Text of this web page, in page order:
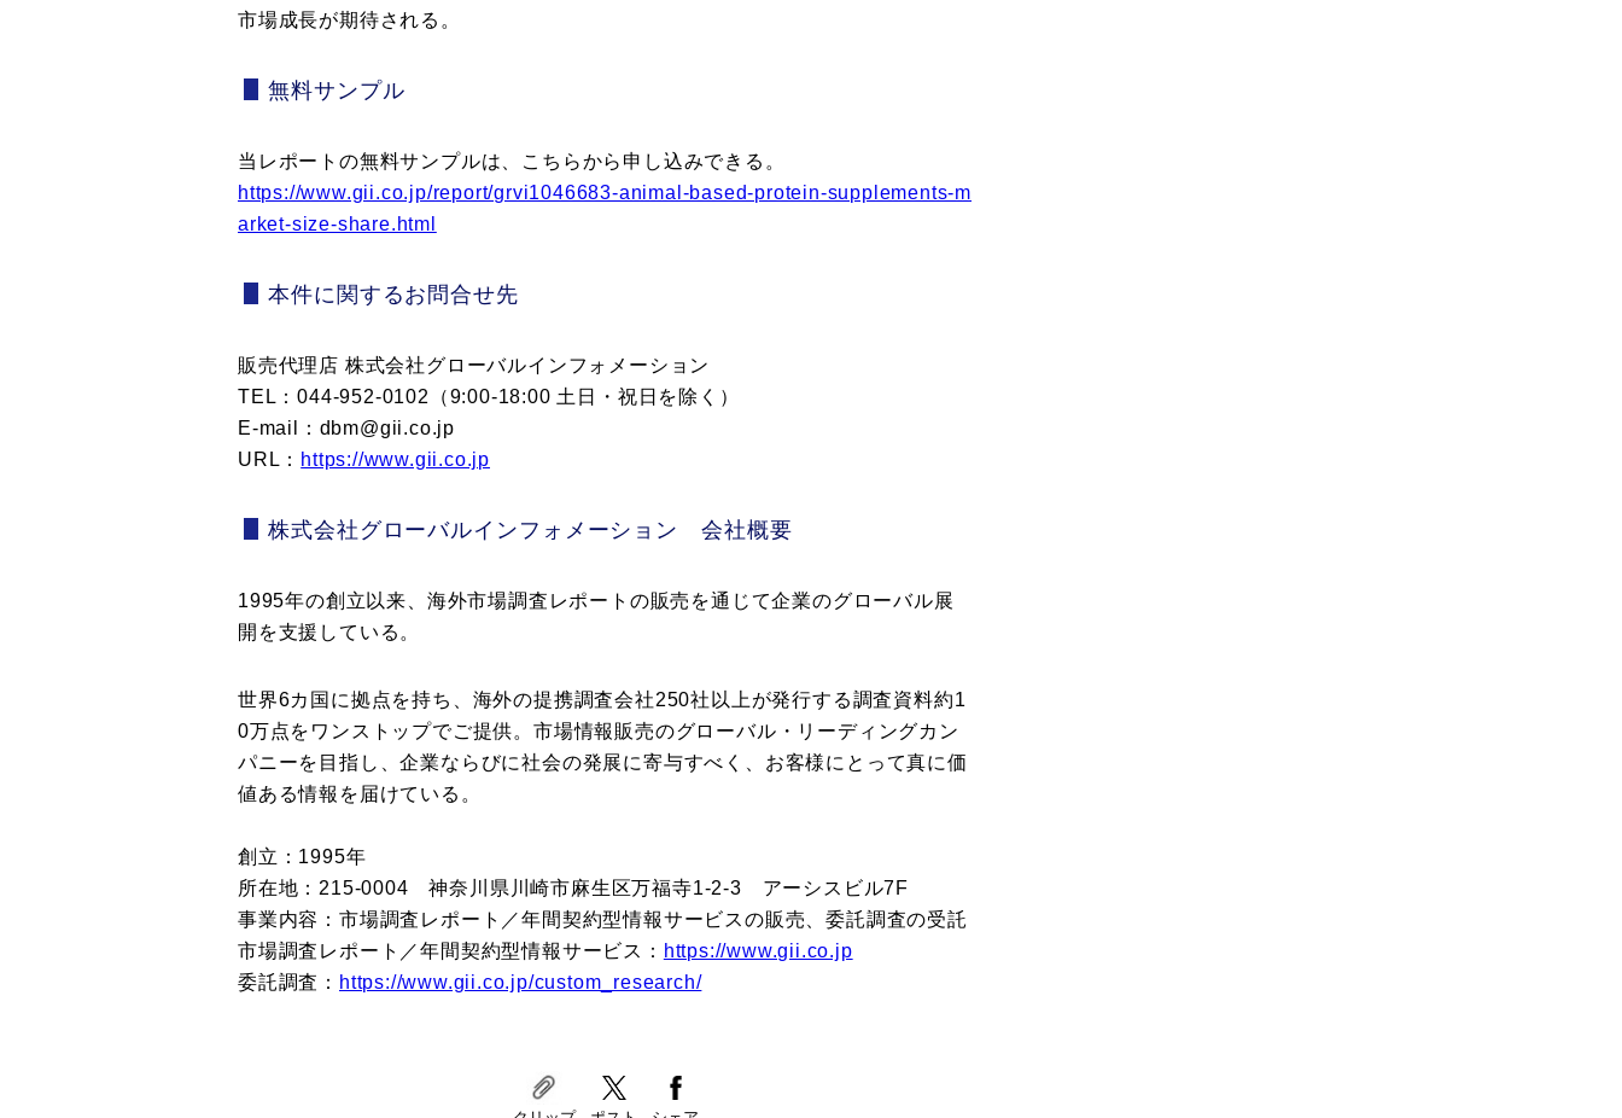
市場成長が期待される。
無料サンプル
当レポートの無料サンプルは、こちらから申し込みできる。
https://www.gii.co.jp/report/grvi1046683-animal-based-protein-supplements-m
arket-size-share.html
本件に関するお問合せ先
販売代理店 株式会社グローバルインフォメーション
TEL：044-952-0102（9:00-18:00 土日・祝日を除く）
E-mail：dbm@gii.co.jp
URL： https://www.gii.co.jp
株式会社グローバルインフォメーション 会社概要
1995年の創立以来、海外市場調査レポートの販売を通じて企業のグローバル展
開を支援している。
世界6カ国に拠点を持ち、海外の提携調査会社250社以上が発行する調査資料約1
0万点をワンストップでご提供。市場情報販売のグローバル・リーディングカン
パニーを目指し、企業ならびに社会の発展に寄与すべく、お客様にとって真に価
値ある情報を届けている。
創立：1995年
所在地：215-0004 神奈川県川崎市麻生区万福寺1-2-3 アーシスビル7F
事業内容：市場調査レポート／年間契約型情報サービスの販売、委託調査の受託
市場調査レポート／年間契約型情報サービス： https://www.gii.co.jp
委託調査： https://www.gii.co.jp/custom_research/